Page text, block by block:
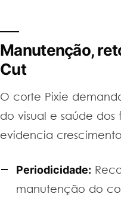
Manutenção,
Cut
O corte Pixie
do visual e saúde
evidencia
Periodicidade:
manutenção do